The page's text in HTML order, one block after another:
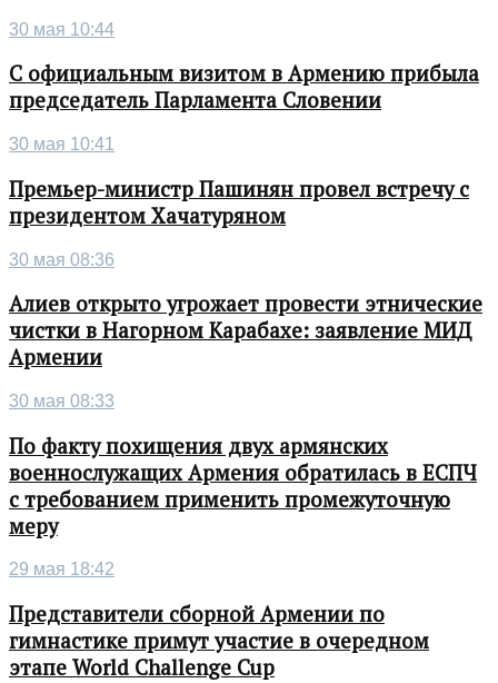
30 мая 10:44
С официальным визитом в Армению прибыла
председатель Парламента Словении
30 мая 10:41
Премьер-министр Пашинян провел встречу с
президентом Хачатуряном
30 мая 08:36
Алиев открыто угрожает провести этнические
чистки в Нагорном Карабахе: заявление МИД
Армении
30 мая 08:33
По факту похищения двух армянских
военнослужащих Армения обратилась в ЕСПЧ
с требованием применить промежуточную
меру
29 мая 18:42
Представители сборной Армении по
гимнастике примут участие в очередном
этапе World Challenge Cup